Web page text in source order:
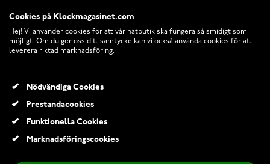
RETURER OCH VILLKOR
Cookies på Klockmagasinet.com
Hej! Vi använder cookies för att vår nätbutik ska fungera så smidigt som
möjligt. Om du ger oss ditt samtycke kan vi också använda cookies för att
leverera riktad marknadsföring.
Nödvändiga Cookies
Prestandacookies
Funktionella Cookies
Marknadsföringscookies